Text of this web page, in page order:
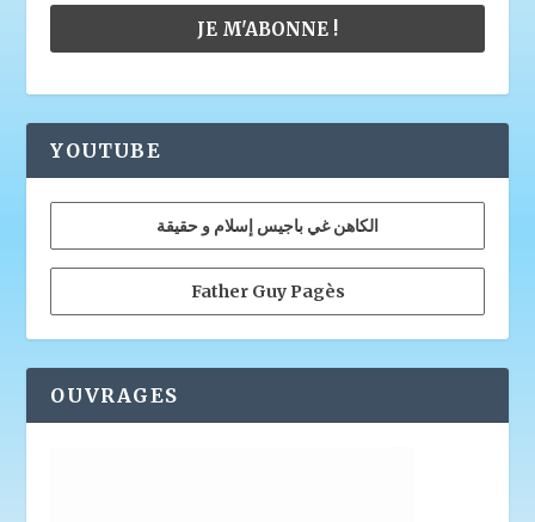
YOUTUBE
الكاهن غي باجيس إسلام و حقيقة
Father Guy Pagès
OUVRAGES